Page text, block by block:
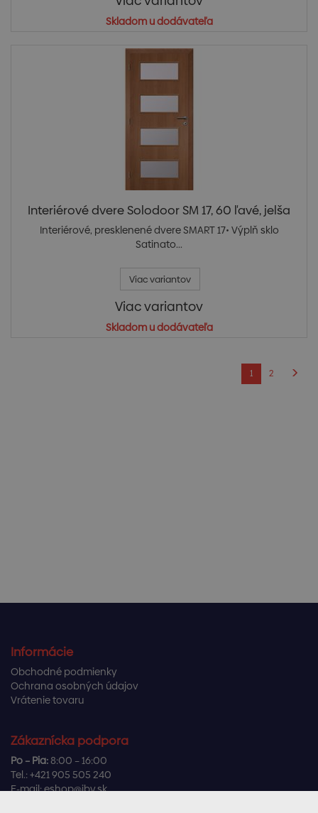
Skladom u dodávateľa
Interiérové dvere Solodoor SM 17, 60 ľavé, jelša
Interiérové, presklenené dvere SMART 17• Výplň sklo
Satinato...
Viac variantov
Viac variantov
Skladom u dodávateľa
1 2
Informácie
Obchodné podmienky
Ochrana osobných údajov
Vrátenie tovaru
Zákaznícka podpora
Po – Pia:8:00 – 16:00
Tel.: +421 905 505 240
E-mail:eshop@ibv.sk